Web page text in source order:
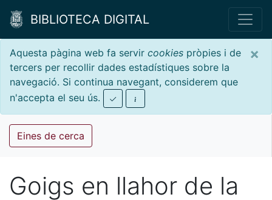
BIBLIOTECA DIGITAL
×
Aquesta pàgina web fa servir cookies pròpies i de
tercers per recollir dades estadístiques sobre la
navegació. Si continua navegant, considerem que
n'accepta el seu ús.
Eines de cerca
Goigs en llahor de la